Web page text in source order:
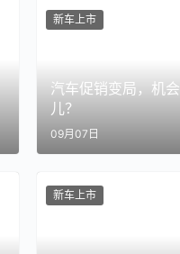
汽车促销变局，机
儿？
09月07日
新车上市
新车上市